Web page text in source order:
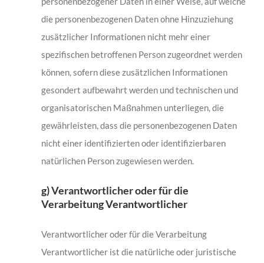
die personenbezogenen Daten ohne Hinzuziehung
zusätzlicher Informationen nicht mehr einer
spezifischen betroffenen Person zugeordnet werden
können, sofern diese zusätzlichen Informationen
gesondert aufbewahrt werden und technischen und
organisatorischen Maßnahmen unterliegen, die
gewährleisten, dass die personenbezogenen Daten
nicht einer identifizierten oder identifizierbaren
natürlichen Person zugewiesen werden.
g) Verantwortlicher oder für die
Verarbeitung Verantwortlicher
Verantwortlicher oder für die Verarbeitung
Verantwortlicher ist die natürliche oder juristische